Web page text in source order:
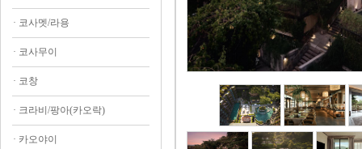
· 코사멧/라용
· 코사무이
· 코창
· 크라비/팡아(카오락)
· 카오야이